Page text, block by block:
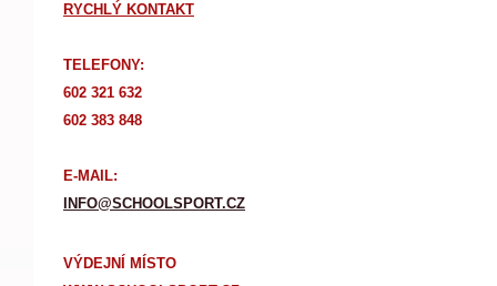
RYCHLÝ KONTAKT
TELEFONY:
602 321 632
602 383 848
E-MAIL:
INFO@SCHOOLSPORT.CZ
VÝDEJNÍ MÍSTO